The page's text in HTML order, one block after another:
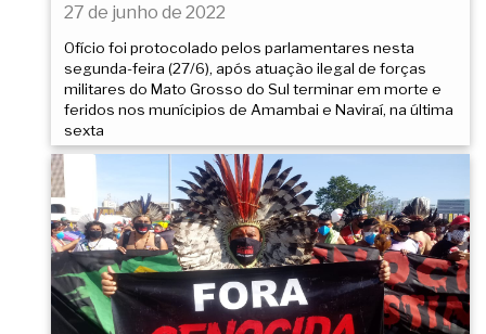
27 de junho de 2022
Ofício foi protocolado pelos parlamentares nesta
segunda-feira (27/6), após atuação ilegal de forças
militares do Mato Grosso do Sul terminar em morte e
feridos nos munícipios de Amambai e Naviraí, na última
sexta